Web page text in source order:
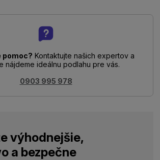
pomoc? Kontaktujte našich expertov a
nájdeme ideálnu podlahu pre vás.
0903 995 978
výhodnejšie,
a bezpečne